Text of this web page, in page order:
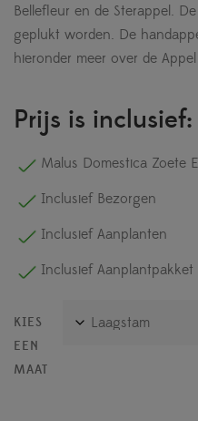
Bellefleur en de Sterappel.
geplukt worden. De
hieronder meer over de
Prijs is inclusief:
Malus Domestica Zoete
Inclusief Bezorgen
Inclusief Aanplanten
Inclusief Aanplantpakket
KIES
EEN
MAAT